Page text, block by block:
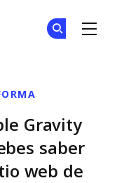
Gravity
saber
web de